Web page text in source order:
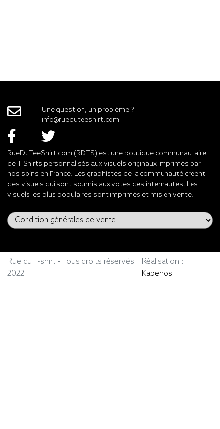
Une question, un problème ?
info@rueduteeshirt.com
RueDuTeeShirt.com (RDTS) est une boutique communautaire
de T-Shirts personnalisés aux visuels originaux imprimés par
nos soins en France. Les graphistes de la communauté créent
des visuels qui sont soumis aux votes des internautes. Les
visuels les plus populaires sont imprimés et mis en vente.
Rue du T-shirt • Tous droits réservés
2022
Réalisation :
Kapehos